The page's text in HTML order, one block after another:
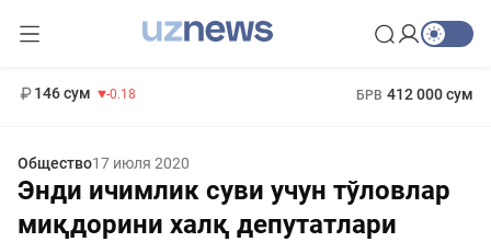
146 сум -0.18 БРВ 412 000 сум
Общество17 июля 2020
Энди ичимлик суви учун тўловлар
миқдорини халқ депутатлари